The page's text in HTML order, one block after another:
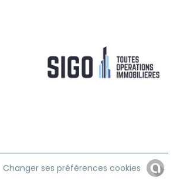
Changer ses préférences cookies